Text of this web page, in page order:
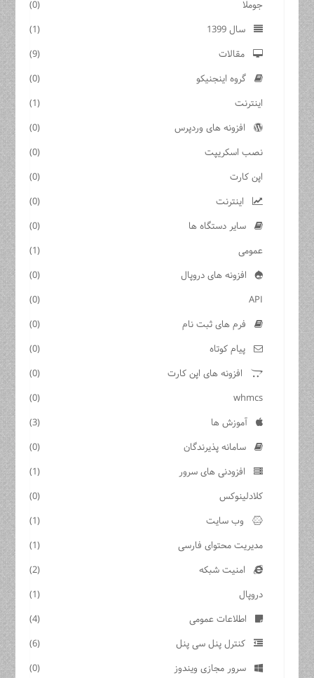
جوملا
(0)
سال 1399
(1)
مقالات
(9)
گروه اینجنیکو
(0)
اینترنت
(1)
افزونه های وردپرس
(0)
نصب اسکریپت
(0)
اپن کارت
(0)
اینترنت
(0)
سایر دستگاه ها
(0)
عمومی
(1)
افزونه های دروپال
(0)
API
(0)
فرم های ثبت نام
(0)
پیام کوتاه
(0)
افزونه های اپن کارت
(0)
whmcs
(0)
آموزش ها
(3)
سامانه پذیرندگان
(0)
افزودنی های سرور
(1)
کلادلینوکس
(0)
وب سایت
(1)
مدیریت محتوای فارسی
(1)
امنیت شبکه
(2)
دروپال
(1)
اطلاعات عمومی
(4)
کنترل پنل سی پنل
(6)
سرور مجازی ویندوز
(0)